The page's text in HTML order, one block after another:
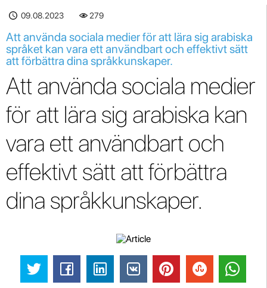
09.08.2023 279
Att använda sociala medier för att lära sig arabiska
språket kan vara ett användbart och effektivt sätt
att förbättra dina språkkunskaper.
Att använda sociala medier
för att lära sig arabiska kan
vara ett användbart och
effektivt sätt att förbättra
dina språkkunskaper.